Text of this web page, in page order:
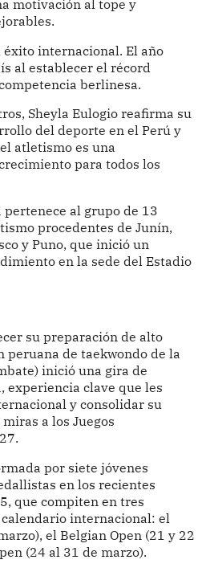
motivación al tope y
éxito internacional. El año
al establecer el récord
berlinesa.
Sheyla Eulogio reafirma su
del deporte en el Perú y
atletismo es una
para todos los
al grupo de 13
procedentes de Junín,
y Puno, que inició un
en la sede del Estadio
su preparación de alto
de taekwondo de la
inició una gira de
experiencia clave que les
y consolidar su
a los Juegos
por siete jóvenes
en los recientes
que compiten en tres
internacional: el
el Belgian Open (21 y 22
(24 al 31 de marzo).